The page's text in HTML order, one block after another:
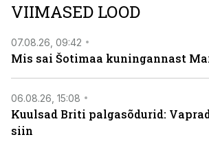
viasathistory.eu/ee
VIIMASED LOOD
07.08.26, 09:42
Mis sai Šotimaa kuningannast
06.08.26, 15:08
Kuulsad Briti palgasõdurid:
siin